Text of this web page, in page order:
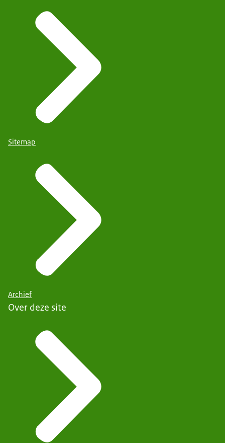
Sitemap
Archief
Over deze site